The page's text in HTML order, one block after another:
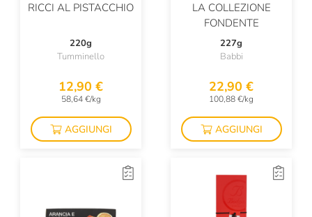
RICCI AL PISTACCHIO
220g
Tumminello
12,90 €
58,64 €/kg
AGGIUNGI
LA COLLEZIONE
FONDENTE
227g
Babbi
22,90 €
100,88 €/kg
AGGIUNGI